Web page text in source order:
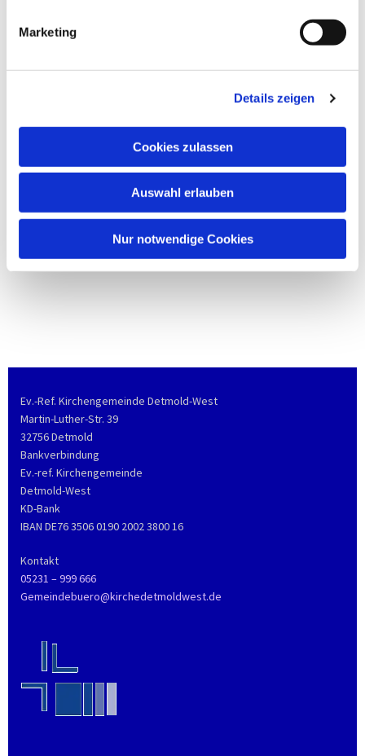
Marketing
Details zeigen
Cookies zulassen
Auswahl erlauben
Nur notwendige Cookies
Ev.-Ref. Kirchengemeinde Detmold-West
Martin-Luther-Str. 39
32756 Detmold
Bankverbindung
Ev.-ref. Kirchengemeinde
Detmold-West
KD-Bank
IBAN DE76 3506 0190 2002 3800 16
Kontakt
05231 – 999 666
Gemeindebuero@kirchedetmoldwest.de